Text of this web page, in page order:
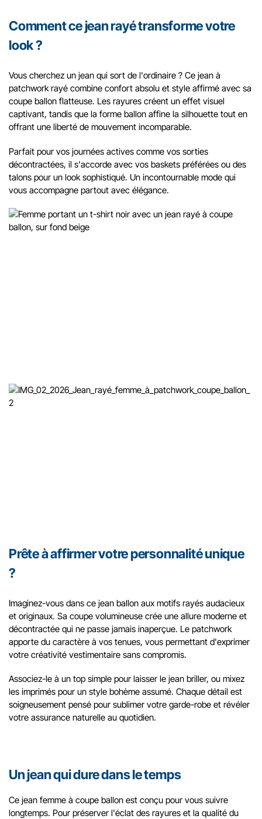
Comment ce jean rayé transforme votre
look ?
Vous cherchez un jean qui sort de l'ordinaire ? Ce jean à
patchwork rayé combine confort absolu et style affirmé avec sa
coupe ballon flatteuse. Les rayures créent un effet visuel
captivant, tandis que la forme ballon affine la silhouette tout en
offrant une liberté de mouvement incomparable.
Parfait pour vos journées actives comme vos sorties
décontractées, il s'accorde avec vos baskets préférées ou des
talons pour un look sophistiqué. Un incontournable mode qui
vous accompagne partout avec élégance.
Prête à affirmer votre personnalité unique
?
Imaginez-vous dans ce jean ballon aux motifs rayés audacieux
et originaux. Sa coupe volumineuse crée une allure moderne et
décontractée qui ne passe jamais inaperçue. Le patchwork
apporte du caractère à vos tenues, vous permettant d'exprimer
votre créativité vestimentaire sans compromis.
Associez-le à un top simple pour laisser le jean briller, ou mixez
les imprimés pour un style bohème assumé. Chaque détail est
soigneusement pensé pour sublimer votre garde-robe et révéler
votre assurance naturelle au quotidien.
Un jean qui dure dans le temps
Ce jean femme à coupe ballon est conçu pour vous suivre
longtemps. Pour préserver l'éclat des rayures et la qualité du